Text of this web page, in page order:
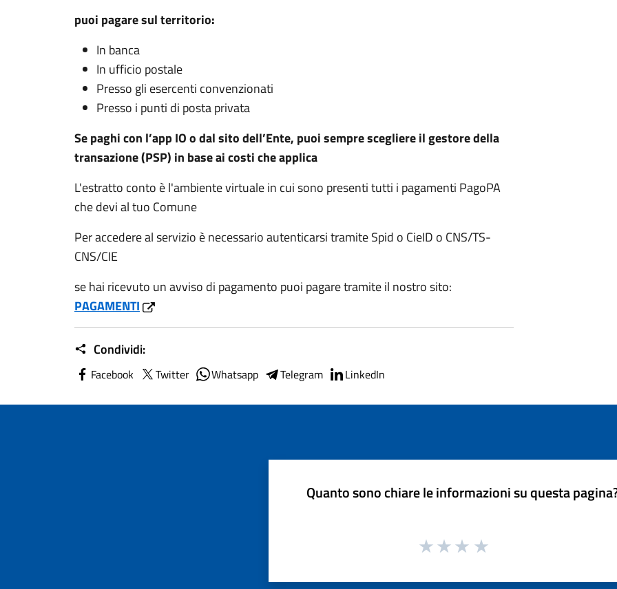
puoi pagare sul territorio:
In banca
In ufficio postale
Presso gli esercenti convenzionati
Presso i punti di posta privata
Se paghi con l’app IO o dal sito dell’Ente, puoi sempre scegliere il gestore della
transazione (PSP) in base ai costi che applica
L'estratto conto è l'ambiente virtuale in cui sono presenti tutti i pagamenti PagoPA
che devi al tuo Comune
Per accedere al servizio è necessario autenticarsi tramite Spid o CieID o CNS/TS-
CNS/CIE
se hai ricevuto un avviso di pagamento puoi pagare tramite il nostro sito:
PAGAMENTI
Condividi:
Facebook Twitter Whatsapp Telegram LinkedIn
Quanto sono chiare le informazioni su questa